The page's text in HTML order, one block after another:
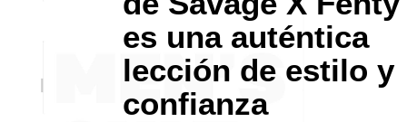
es una auténtica
lección de estilo y
confianza